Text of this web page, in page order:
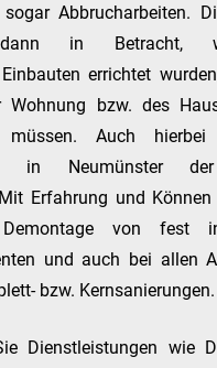
Abbrucharbeiten.
dann in Betracht,
errichtet
Wohnung bzw. des
müssen. Auch
in Neumünster
Erfahrung und
von fest
und auch bei allen
bzw. Kernsanierungen.
Dienstleistungen wie